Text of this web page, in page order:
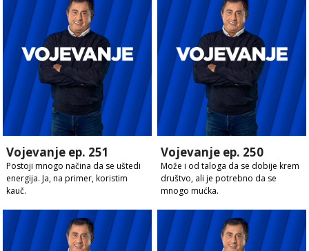
Vojevanje ep. 251
Postoji mnogo načina da se uštedi
energija. Ja, na primer, koristim
kauč.
Vojevanje ep. 250
Može i od taloga da se dobije krem
društvo, ali je potrebno da se
mnogo mućka.